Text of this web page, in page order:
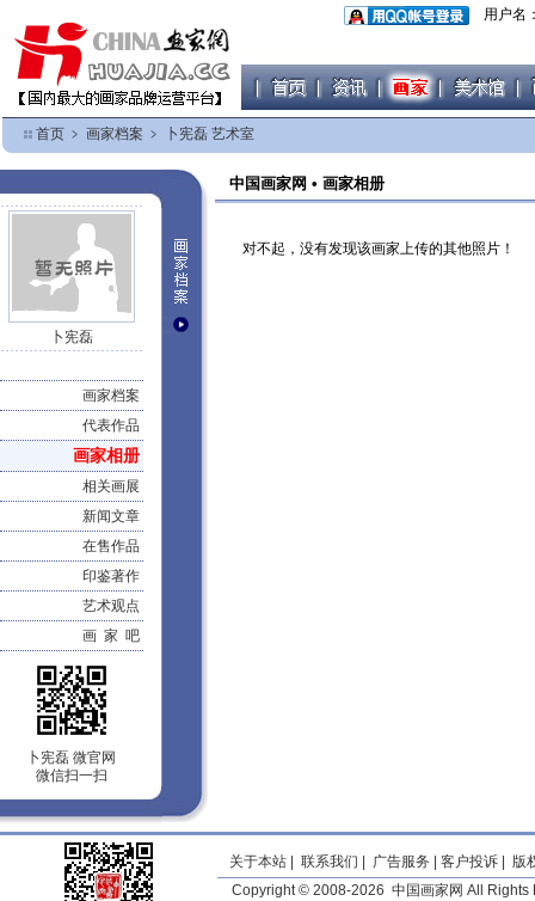
用户名
首页 ﹥ 画家档案 ﹥ 卜宪磊 艺术室
卜宪磊
画家档案
代表作品
画家相册
相关画展
新闻文章
在售作品
印鉴著作
艺术观点
画 家 吧
卜宪磊 微官网
微信扫一扫
中国画家网 • 画家相册
对不起，没有发现该画家上传的其他照片！
关于本站 联系我们 广告服务 客户投诉
版
Copyright © 2008-2026 中国画家网 All Rights